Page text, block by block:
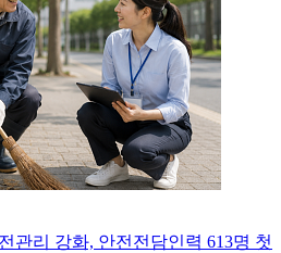
관리 강화, 안전전담인력 613명 첫